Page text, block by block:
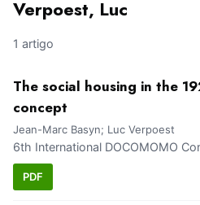
Verpoest, Luc
1 artigo
The social housing in the
concept
Jean-Marc Basyn; Luc Verpoest
6th International DOCOMOMO
PDF